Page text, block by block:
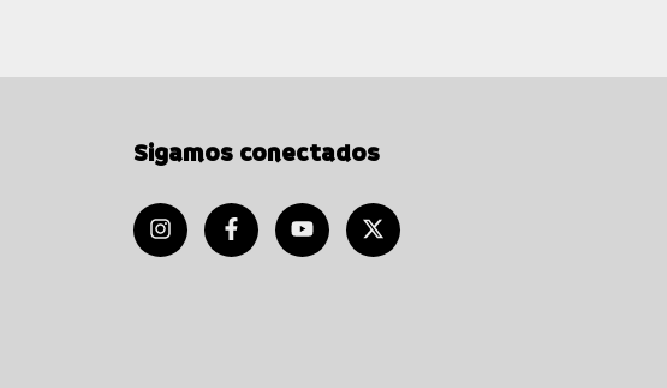
Sigamos conectados